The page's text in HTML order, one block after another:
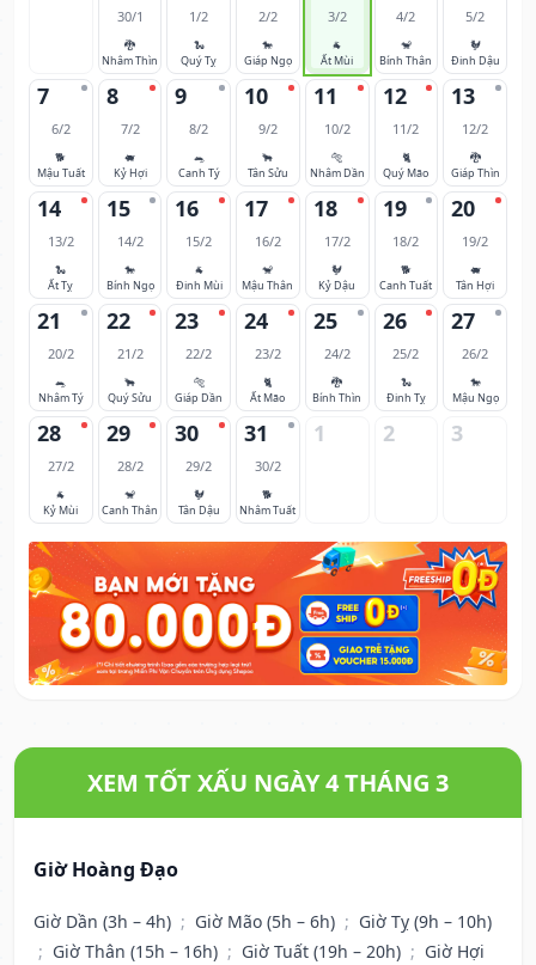
30/1
🐉
Nhâm Thìn
1/2
🐍
Quý Tỵ
2/2
🐎
Giáp Ngọ
3/2
🐐
Ất Mùi
4/2
🐒
Bính Thân
5/2
🐓
Đinh Dậu
7
6/2
🐕
Mậu Tuất
8
7/2
🐖
Kỷ Hợi
9
8/2
🐀
Canh Tý
10
9/2
🐂
Tân Sửu
11
10/2
🐅
Nhâm Dần
12
11/2
🐈
Quý Mão
13
12/2
🐉
Giáp Thìn
14
13/2
🐍
Ất Tỵ
15
14/2
🐎
Bính Ngọ
16
15/2
🐐
Đinh Mùi
17
16/2
🐒
Mậu Thân
18
17/2
🐓
Kỷ Dậu
19
18/2
🐕
Canh Tuất
20
19/2
🐖
Tân Hợi
21
20/2
🐀
Nhâm Tý
22
21/2
🐂
Quý Sửu
23
22/2
🐅
Giáp Dần
24
23/2
🐈
Ất Mão
25
24/2
🐉
Bính Thìn
26
25/2
🐍
Đinh Tỵ
27
26/2
🐎
Mậu Ngọ
28
27/2
🐐
Kỷ Mùi
29
28/2
🐒
Canh Thân
30
29/2
🐓
Tân Dậu
31
30/2
🐕
Nhâm Tuất
1 2 3
XEM TỐT XẤU NGÀY 4 THÁNG 3
Giờ Hoàng Đạo
Giờ Dần (3h – 4h) ; Giờ Mão (5h – 6h) ; Giờ Tỵ (9h – 10h)
; Giờ Thân (15h – 16h) ; Giờ Tuất (19h – 20h) ; Giờ Hợi